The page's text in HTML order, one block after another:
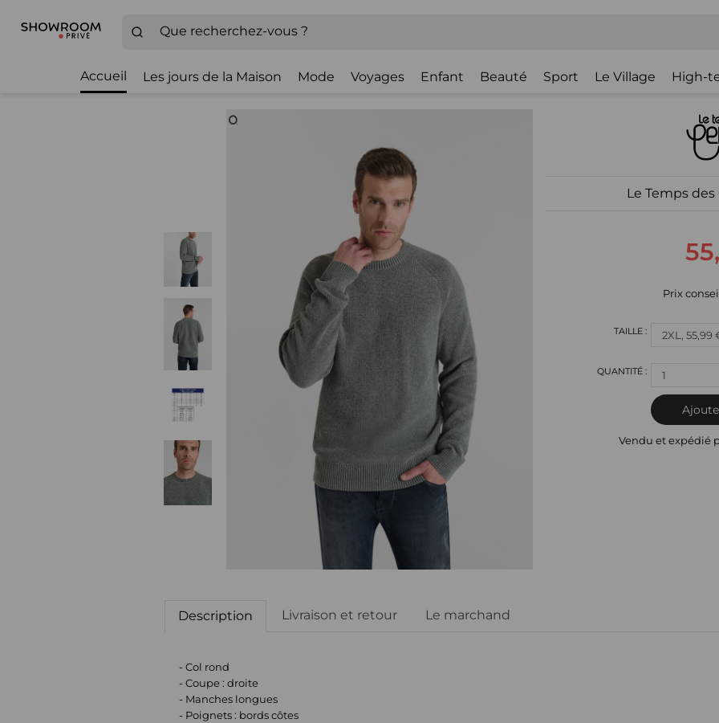
Accueil Les jours de la Maison Mode Voyages Enfant Beauté Sport Le Village High-
Le Temps des
Prix
1
Vendu et expédié
Description Livraison et retour Le marchand
- Col rond
- Coupe : droite
- Manches longues
- Poignets : bords côtes